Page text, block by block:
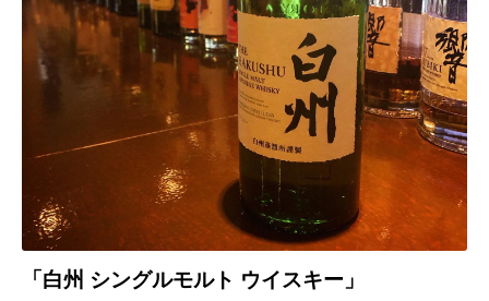
「白州 シングルモルト ウイスキー 」